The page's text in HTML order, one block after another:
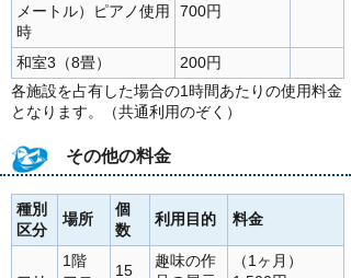
メートル）ピアノ使用
時
700円
和室3（8畳）
200円
各施設を占有した場合の1時間あたりの使用料金
となります。（共通利用のぞく）
その他の料金
種別
区分
場所
個
数
利用目的 料金
1階
15
趣味の作
（1ヶ月）